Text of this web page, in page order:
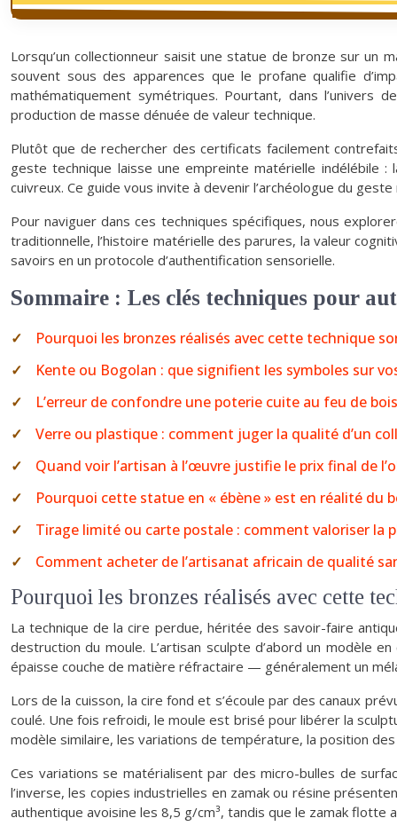
Lorsqu’un collectionneur saisit une statue de bronze sur un
souvent sous des apparences que le profane qualifie
mathématiquement symétriques. Pourtant, dans l’univers
production de masse dénuée de valeur technique.
Plutôt que de rechercher des certificats facilement
geste technique laisse une empreinte matérielle indélébile :
cuivreux. Ce guide vous invite à devenir l’archéologue du
Pour naviguer dans ces techniques spécifiques, nous
traditionnelle, l’histoire matérielle des parures, la valeur
savoirs en un protocole d’authentification sensorielle.
Sommaire : Les clés techniques pour
Pourquoi les bronzes réalisés avec cette technique
Kente ou Bogolan : que signifient les symboles sur
L’erreur de confondre une poterie cuite au feu de
Verre ou plastique : comment juger la qualité d’un
Quand voir l’artisan à l’œuvre justifie le prix final de
Pourquoi cette statue en « ébène » est en réalité du
Tirage limité ou carte postale : comment valoriser la
Comment acheter de l’artisanat africain de qualité
Pourquoi les bronzes réalisés avec cette
La technique de la cire perdue, héritée des savoir-faire
destruction du moule. L’artisan sculpte d’abord un modèle
épaisse couche de matière réfractaire — généralement un
Lors de la cuisson, la cire fond et s’écoule par des canaux
coulé. Une fois refroidi, le moule est brisé pour libérer la
modèle similaire, les variations de température, la position
Ces variations se matérialisent par des micro-bulles de
l’inverse, les copies industrielles en zamak ou résine
authentique avoisine les 8,5 g/cm³, tandis que le zamak flotte